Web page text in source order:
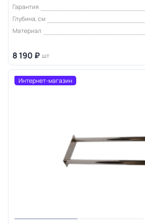
Гарантия
Глубина, см
Материал
8 190 ₽ шт
Интернет-магазин